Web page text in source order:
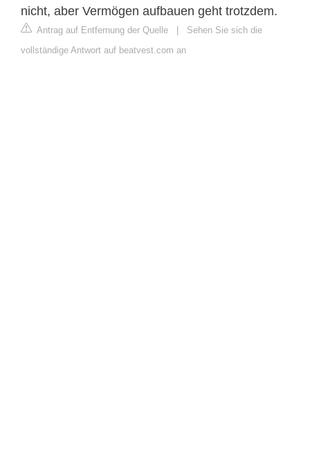
nicht, aber Vermögen aufbauen geht trotzdem.
Antrag auf Entfernung der Quelle | Sehen Sie sich die
vollständige Antwort auf beatvest.com an